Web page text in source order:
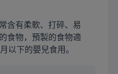
含有柔軟、打碎、易
食物，預製的食物適
以下的嬰兒食用。